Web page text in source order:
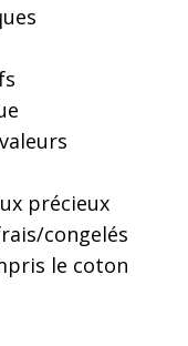
précieux
congelés
le coton